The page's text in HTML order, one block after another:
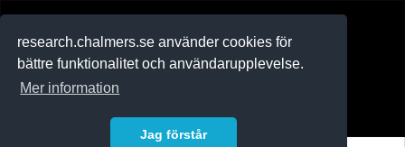
research.chalmers.se använder cookies för
bättre funktionalitet och användarupplevelse.
Mer information
Jag förstår